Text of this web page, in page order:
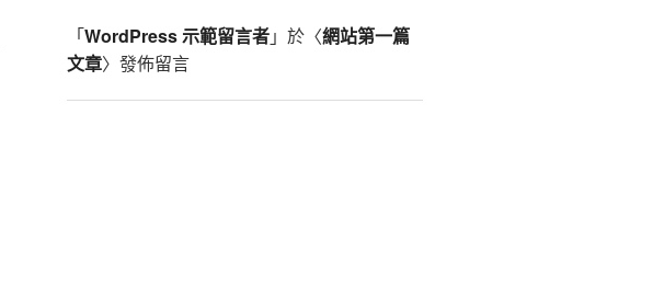
「WordPress 示範留言者」於〈網站第一篇
文章〉發佈留言